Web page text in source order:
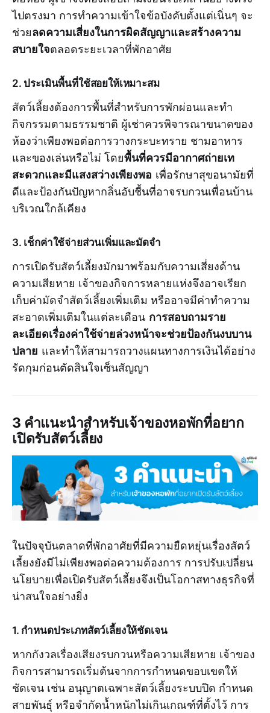
ไปตรงมา การทำความเข้าใจข้อบังคับตั้งแต่เนิ่นๆ จะ
ช่วยลดความเสี่ยงในการผิดสัญญาและสร้างความ
สบายใจตลอดระยะเวลาที่พักอาศัย
2. ประเมินพื้นที่ใช้สอยให้เหมาะสม
สัตว์เลี้ยงต้องการพื้นที่สำหรับการพักผ่อนและทำ
กิจกรรมตามธรรมชาติ ผู้เช่าควรพิจารณาขนาดของ
ห้องว่าเพียงพอต่อการวางกระบะทราย ชามอาหาร
และของเล่นหรือไม่ โดยพื้นที่ควรมีอากาศถ่ายเท
สะดวกและมีแสงสว่างเพียงพอ เพื่อรักษาสุขอนามัยที่
ดีและป้องกันปัญหากลิ่นอับชื้นที่อาจรบกวนเพื่อนบ้าน
บริเวณใกล้เคียง
3. เช็กค่าใช้จ่ายส่วนเพิ่มและมัดจำ
การเปิดรับสัตว์เลี้ยงมักมาพร้อมกับความเสี่ยงด้าน
ความเสียหาย เจ้าของกิจการหลายแห่งจึงอาจเรียก
เก็บค่ามัดจำสัตว์เลี้ยงเพิ่มเติม หรืออาจมีค่าทำความ
สะอาดเพิ่มเติมในแต่ละเดือน การสอบถามราย
ละเอียดเรื่องค่าใช้จ่ายล่วงหน้าจะช่วยป้องกันงบบาน
ปลาย และทำให้สามารถวางแผนทางการเงินได้อย่าง
รัดกุมก่อนตัดสินใจเซ็นสัญญา
3 คำแนะนำสำหรับเจ้าของหอพักที่อยาก
เปิดรับสัตว์เลี้ยง
ในปัจจุบันตลาดที่พักอาศัยที่มีความยืดหยุ่นเรื่องสัตว์
เลี้ยงยังมีไม่เพียงพอต่อความต้องการ การปรับเปลี่ยน
นโยบายเพื่อเปิดรับสัตว์เลี้ยงจึงเป็นโอกาสทางธุรกิจที่
น่าสนใจอย่างยิ่ง
1. กำหนดประเภทสัตว์เลี้ยงให้ชัดเจน
หากกังวลเรื่องเสียงรบกวนหรือความเสียหาย เจ้าของ
กิจการสามารถเริ่มต้นจากการกำหนดขอบเขตให้
ชัดเจน เช่น อนุญาตเฉพาะสัตว์เลี้ยงระบบปิด กำหนด
สายพันธุ์ หรือจำกัดน้ำหนักไม่เกินเกณฑ์ที่ตั้งไว้ การ